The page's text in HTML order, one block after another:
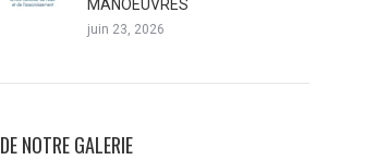
MANOEUVRES
juin 23, 2026
DE NOTRE GALERIE